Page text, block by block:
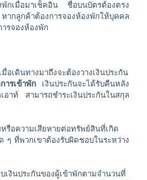
พักเมื่อมาเช็คอิน ชื่อบนบัตรต้องตรง
ากลูกค้าต้องการจองห้องพักให้บุคคล
รจองห้องพัก
อเดินทางมาถึงจะต้องวางเงินประกัน
ารเข้าพัก เงินประกันจะได้รับคืนหลัง
อาท์ สามารถชำระเงินประกันในสกุล
รือความเสียหายต่อทรัพย์สินที่เกิด
ๆ ที่พวกเขาต้องรับผิดชอบในระหว่าง
เงินประกันของผู้เข้าพักตามจำนวนที่